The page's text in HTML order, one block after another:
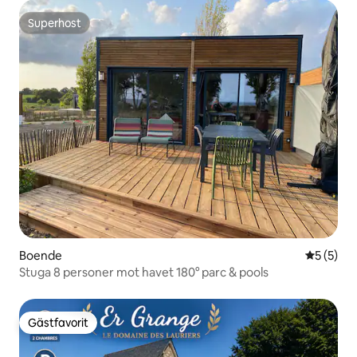
Superhost
Superhost
Boende 5 av 5 i
5 (5)
Stuga 8 personer mot havet 180° parc & pools
Gästfavorit
Gästfavorit